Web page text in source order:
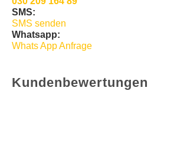
SMS:
SMS senden
Whatsapp:
Whats App Anfrage
Kundenbewertungen